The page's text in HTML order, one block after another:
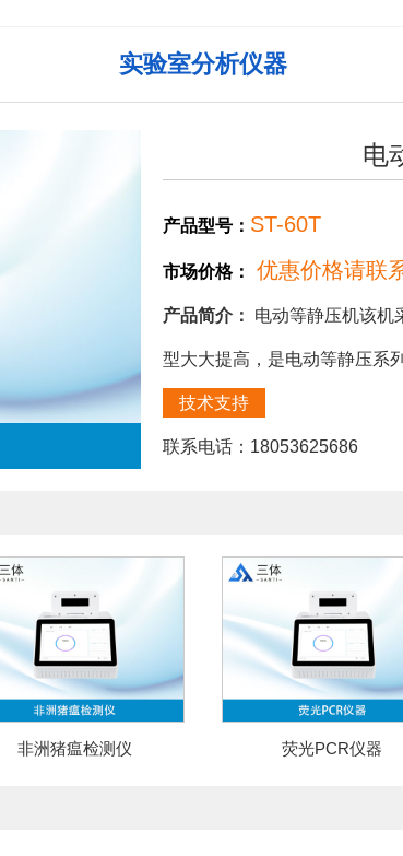
实验室分析仪器
电
产品型号： ST-60T
市场价格： 优惠价格请联
产品简介： 电动等静压机该机
型大大提高，是电动等静压系
技术支持
联系电话：18053625686
非洲猪瘟检测仪 荧光PCR仪器